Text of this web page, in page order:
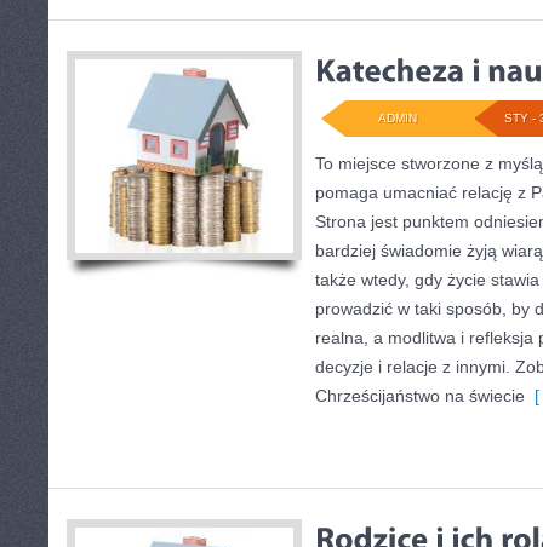
STY -
ADMIN
To miejsce stworzone z
pomaga umacniać relację z
Strona jest punktem
bardziej świadomie żyją
także wtedy, gdy życie
prowadzić w taki sposób, by
realna, a modlitwa i refleksja
decyzje i relacje z innymi.
Chrześcijaństwo na świecie [